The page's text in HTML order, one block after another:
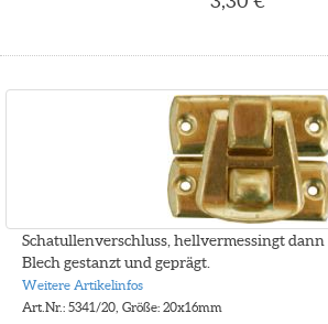
Schatullenverschluss, hellvermessingt
Blech gestanzt und geprägt.
Weitere Artikelinfos
Art.Nr.: 5341/20, Größe: 20x16mm